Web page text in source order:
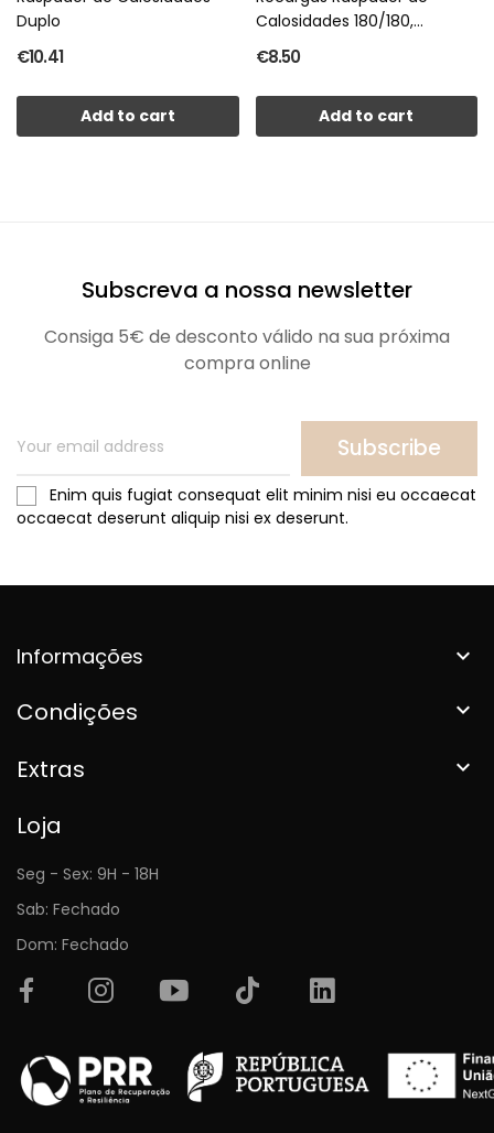
Duplo
€10.41
Add to cart
Calosidades 180/180,
Emb.50un
€8.50
Add to cart
Subscreva a nossa newsletter
Consiga 5€ de desconto válido na sua próxima
compra online
Subscribe
Enim quis fugiat consequat elit minim nisi eu occaecat
occaecat deserunt aliquip nisi ex deserunt.
Informações 
Condições 
Extras 
Loja
Seg - Sex: 9H - 18H
Sab: Fechado
Dom: Fechado